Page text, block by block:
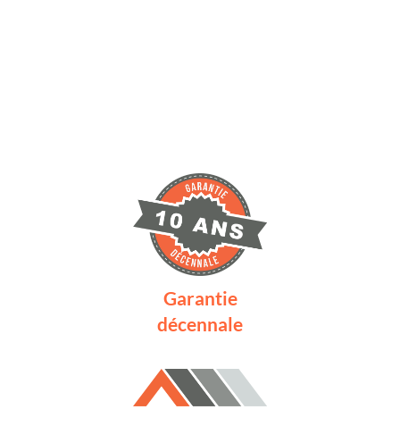
Garantie
décennale